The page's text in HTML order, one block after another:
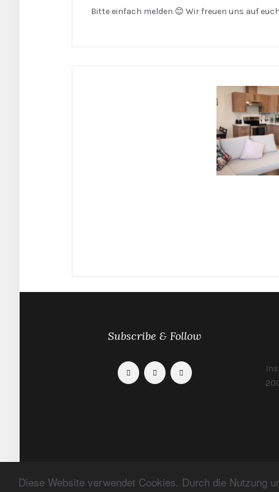
Diese Website verwendet Cookies. Durch die Nutzung
Bitte einfach melden 😊 Wir freuen uns auf
Subscribe & Follow